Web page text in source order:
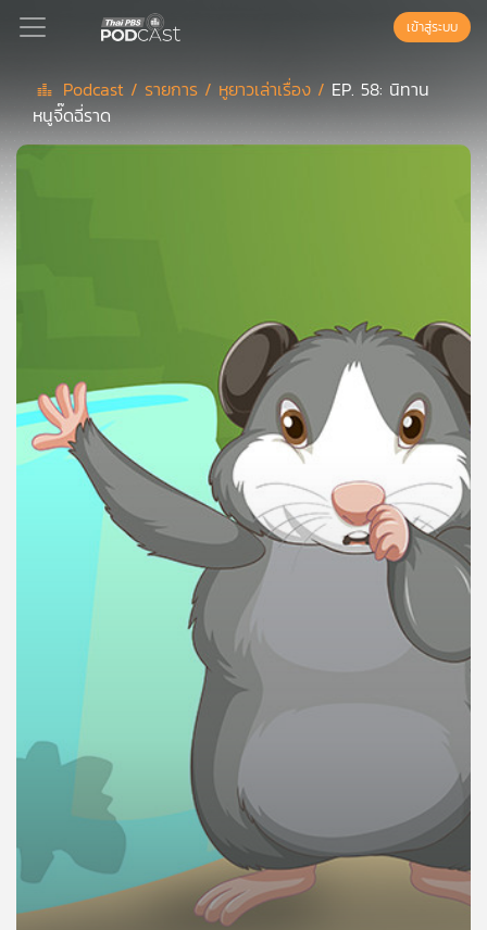
Podcast
ย์
ลิ
สต์
ของ
ข่าว
และ
เกี่ยว
เรา
เข้าสู่ระบบ
Podcast / รายการ / หูยาวเล่าเรื่อง / EP. 58: นิทาน
หนูจี๊ดฉี่ราด